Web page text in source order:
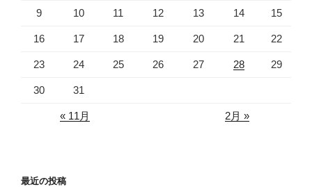
9 10 11 12 13 14 15
16 17 18 19 20 21 22
23 24 25 26 27 28 29
30 31
« 11月 2月 »
最近の投稿